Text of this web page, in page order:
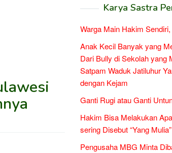
Karya Sastra
Warga Main Hakim
Anak Kecil Banyak yang
Dari Bully di Sekolah yang
Satpam Waduk Jatiluhur
dengan Kejam
Ganti Rugi atau Ganti
Hakim Bisa Melakukan
sering Disebut “Yang Mulia”
Pengusaha MBG Minta